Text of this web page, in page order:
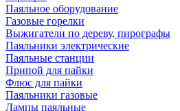
Паяльное оборудование
Газовые горелки
Выжигатели по дереву, пирографы
Паяльники электрические
Паяльные станции
Припой для пайки
Флюс для пайки
Паяльники газовые
Лампы паяльные